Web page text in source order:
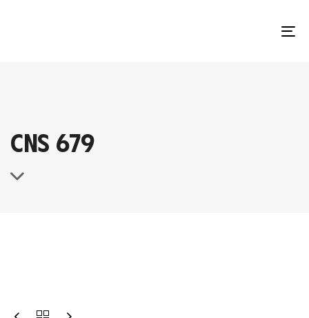
CNS 679